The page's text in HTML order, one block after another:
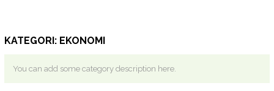
KATEGORI: EKONOMI
You can add some category description here.